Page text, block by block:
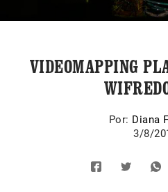
VIDEOMAPPING
Por: Diana
3/8/